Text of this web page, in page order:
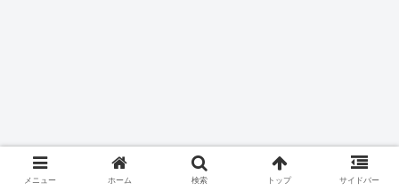
メニュー ホーム 検索 トップ サイドバー